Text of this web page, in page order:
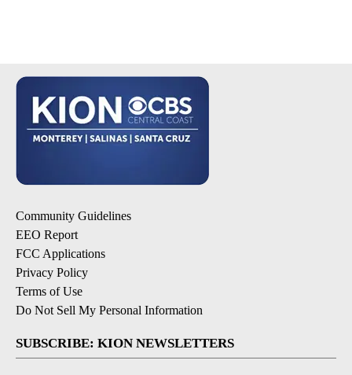
Community Guidelines
EEO Report
FCC Applications
Privacy Policy
Terms of Use
Do Not Sell My Personal Information
SUBSCRIBE: KION NEWSLETTERS